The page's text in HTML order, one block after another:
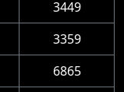
3449
3359
6865